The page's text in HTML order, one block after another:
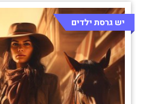
יש גרסת ילדים